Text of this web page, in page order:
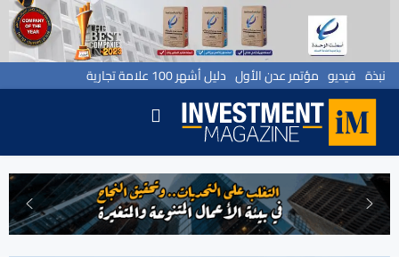
نبذة فيديو مؤتمر عدن الأول دليل أشهر 100 علامة تجارية